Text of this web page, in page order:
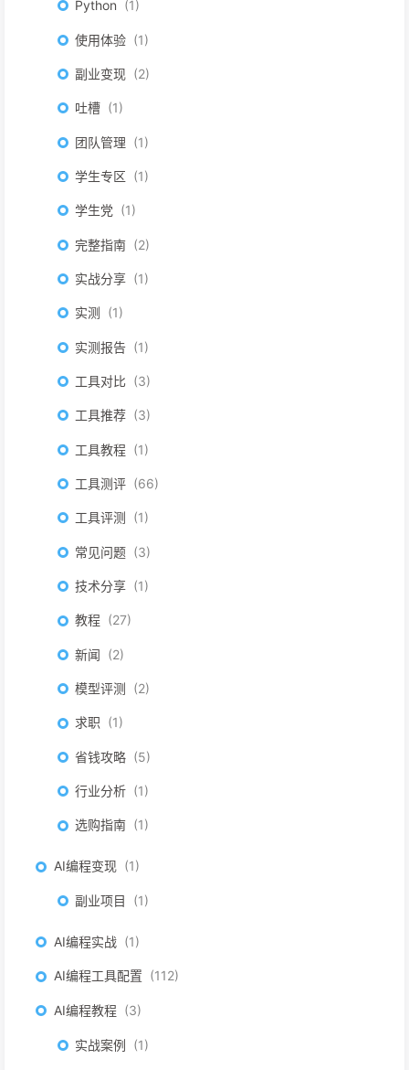
Python 1
使用体验 1
副业变现 2
吐槽 1
团队管理 1
学生专区 1
学生党 1
完整指南 2
实战分享 1
实测 1
实测报告 1
工具对比 3
工具推荐 3
工具教程 1
工具测评 66
工具评测 1
常见问题 3
技术分享 1
教程 27
新闻 2
模型评测 2
求职 1
省钱攻略 5
行业分析 1
选购指南 1
AI编程变现 1
副业项目 1
AI编程实战 1
AI编程工具配置 112
AI编程教程 3
实战案例 1